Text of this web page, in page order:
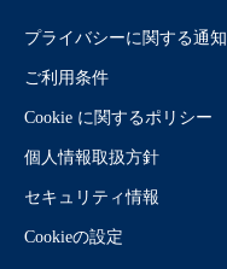
プライバシーに関する通知
ご利用条件
Cookie に関するポリシー
個人情報取扱方針
セキュリティ情報
Cookieの設定